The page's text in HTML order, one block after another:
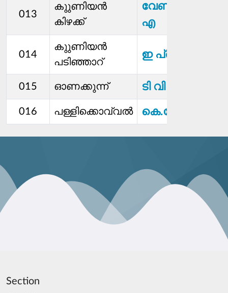
013
കുുണിയന്‍
കിഴക്ക്
എ
014
കുുണിയന്‍
പടിഞ്ഞാറ്
ഇ പ്രഭാവതി
015 ഓണക്കുന്ന് ടി വി ചന്ദ്രമതി
016 പള്ളിക്കൊവ്വൽ കെ.ശോഭ
Section